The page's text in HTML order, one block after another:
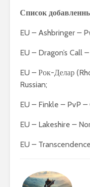
Список
EU – Ashbringer –
EU – Dragon’s Call
EU – Рок-Делар
Russian;
EU – Finkle – PvP
EU – Lakeshire –
EU –